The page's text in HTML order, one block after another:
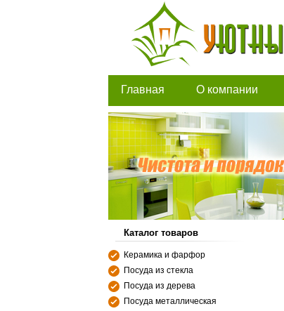
Главная О компании
Каталог товаров
Керамика и фарфор
Посуда из стекла
Посуда из дерева
Посуда металлическая